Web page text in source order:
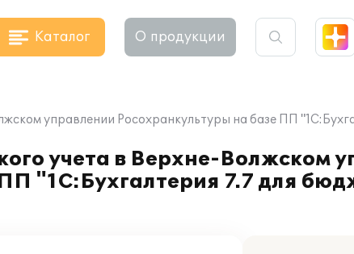
Каталог О продукции
управлении Росохранкультуры на базе ПП
учета в Верхне-Волжском
"1С:Бухгалтерия 7.7 для